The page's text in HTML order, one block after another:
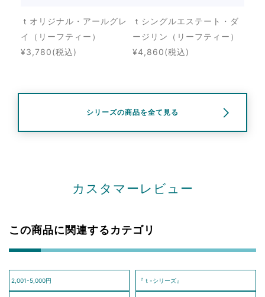
ｔオリジナル・アールグレ
イ（リーフティー）
¥3,780(税込)
ｔシングルエステート・ダ
ージリン（リーフティー）
¥4,860(税込)
シリーズの商品を全て見る
カスタマーレビュー
この商品に関連するカテゴリ
2,001-5,000円 『ｔ-シリーズ』